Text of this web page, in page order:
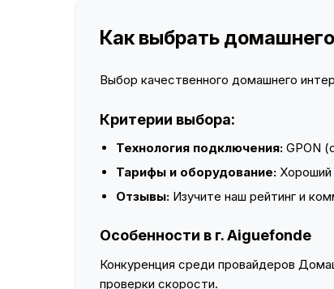
Как выбрать
Выбор качественного домашнего
Критерии выбора:
Технология подключения: GPON
Тарифы и оборудование:
Отзывы: Изучите наш рейтинг и
Особенности в г. Aiguefonde
Конкуренция среди провайдеров
проверки скорости.